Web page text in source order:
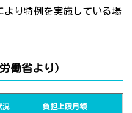
り特例を実施している場
働省より）
況 負担上限月額